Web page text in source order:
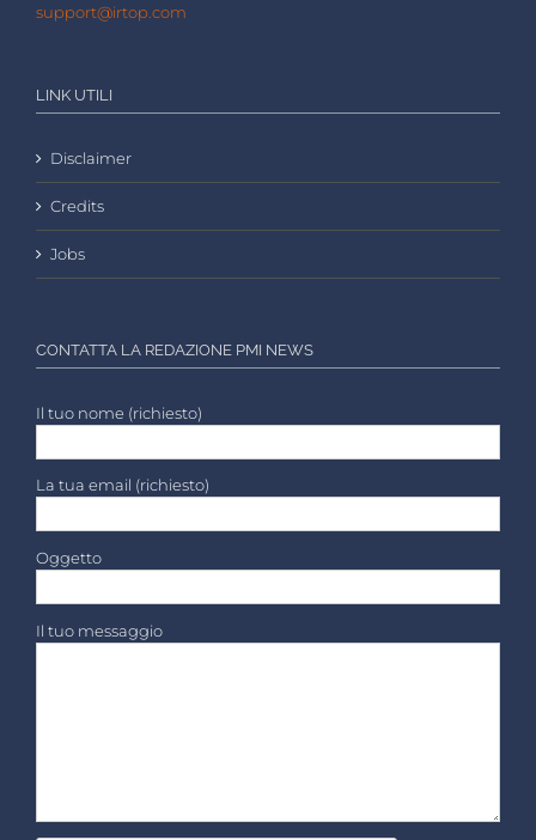
support@irtop.com
LINK UTILI
Disclaimer
Credits
Jobs
CONTATTA LA REDAZIONE PMI NEWS
Il tuo nome (richiesto)
La tua email (richiesto)
Oggetto
Il tuo messaggio